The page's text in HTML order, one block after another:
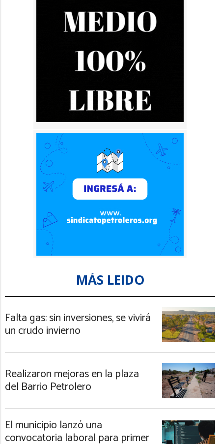
MÁS LEIDO
Falta gas: sin inversiones, se vivirá
un crudo invierno
Realizaron mejoras en la plaza
del Barrio Petrolero
El municipio lanzó una
convocatoria laboral para primer